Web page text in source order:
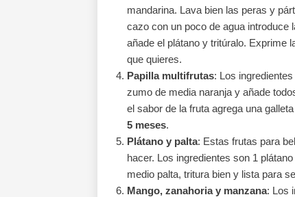
mandarina. Lava bien las peras y
cazo con un poco de agua introduce
añade el plátano y tritúralo. Exprime
que quieres.
Papilla multifrutas: Los
zumo de media naranja y añade
el sabor de la fruta agrega una
5 meses.
Plátano y palta: Estas frutas para
hacer. Los ingredientes son 1
medio palta, tritura bien y lista para
Mango, zanahoria y manzana: Los